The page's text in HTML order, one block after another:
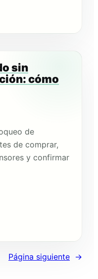
sin
cómo
de
de comprar,
y confirmar
Página siguiente →